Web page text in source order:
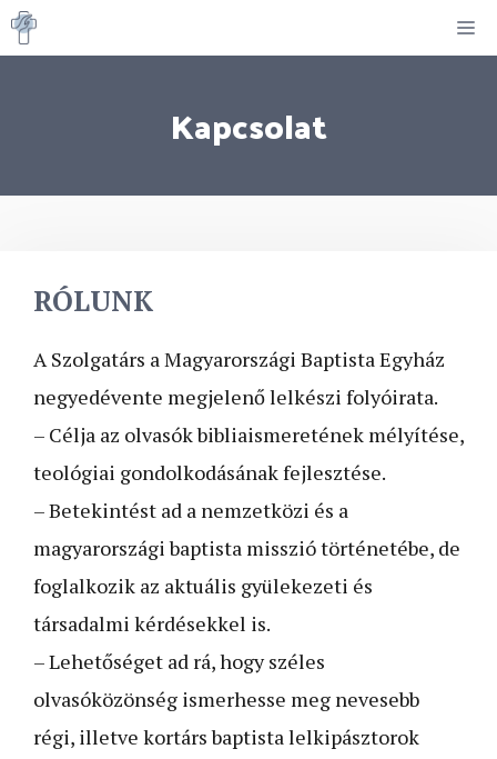
Kilépés
a
Kapcsolat
RÓLUNK
A Szolgatárs a Magyarországi Baptista Egyház
negyedévente megjelenő lelkészi folyóirata.
– Célja az olvasók bibliaismeretének mélyítése,
teológiai gondolkodásának fejlesztése.
– Betekintést ad a nemzetközi és a
magyarországi baptista misszió történetébe, de
foglalkozik az aktuális gyülekezeti és
társadalmi kérdésekkel is.
– Lehetőséget ad rá, hogy széles
olvasóközönség ismerhesse meg nevesebb
régi, illetve kortárs baptista lelkipásztorok